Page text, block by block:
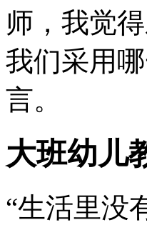
师，我觉
我们采用
言。
大班幼儿
“生活里没